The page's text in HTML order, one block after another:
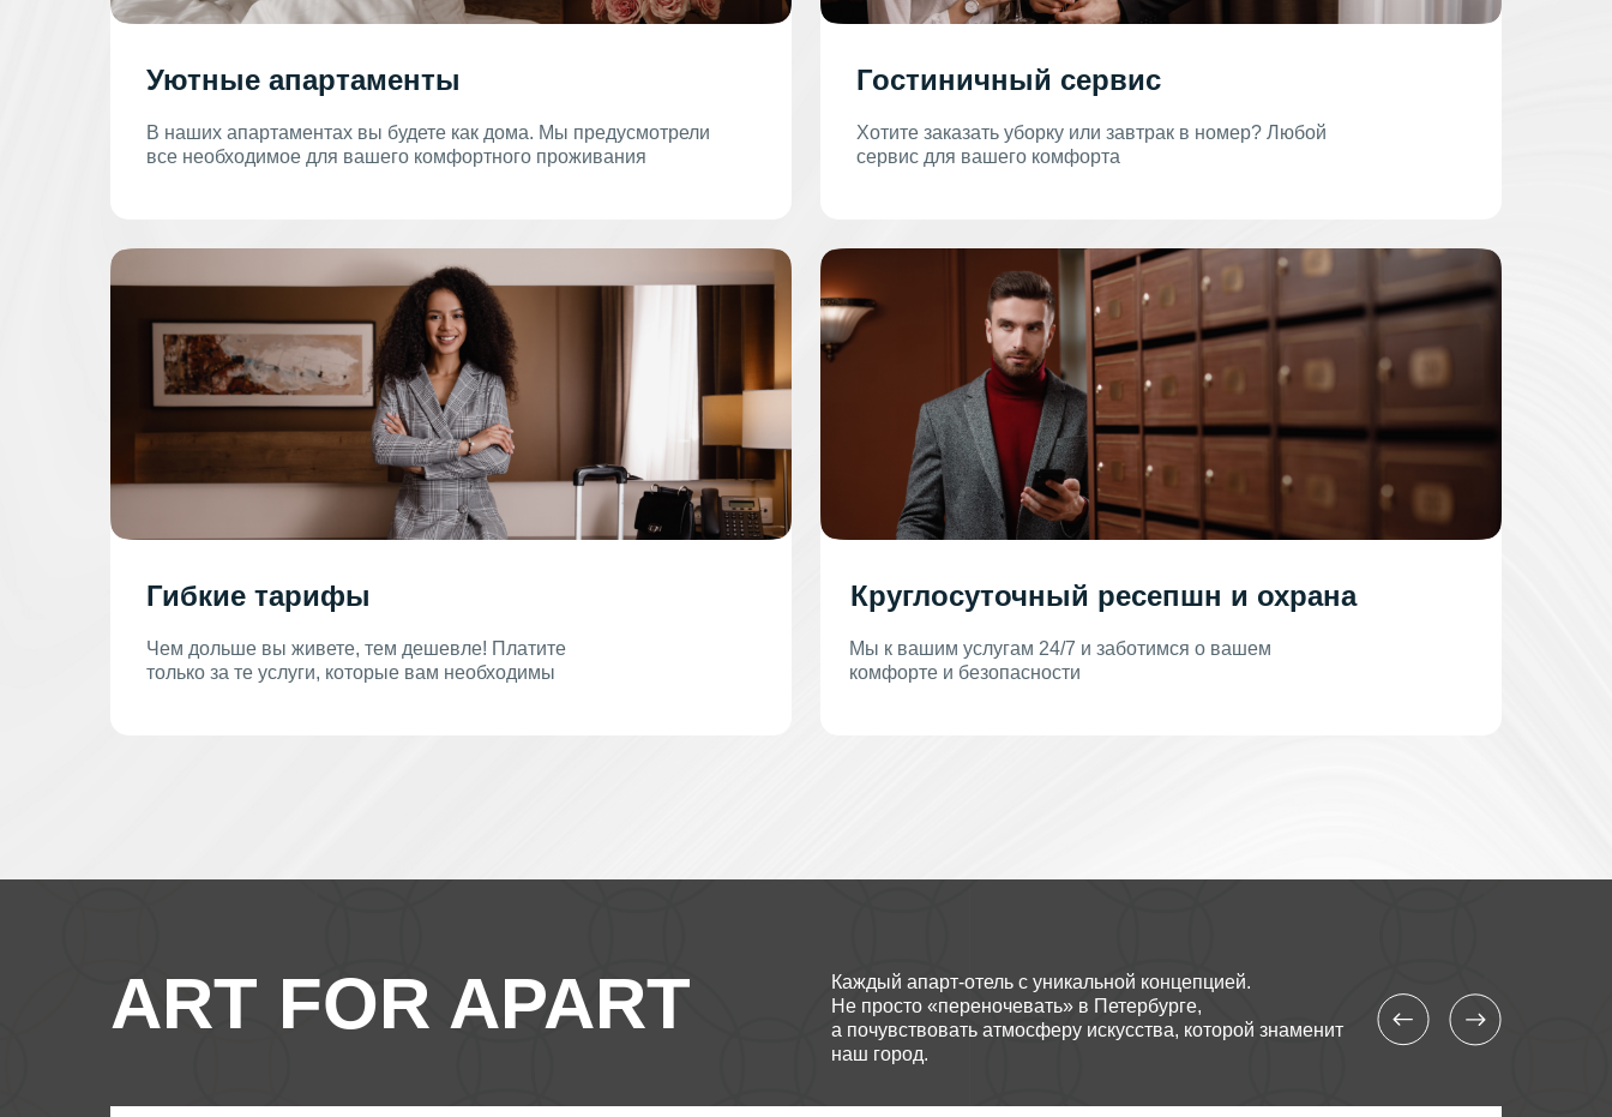
Круглосуточный ресепшн и охрана
Мы к вашим услугам 24/7 и заботимся о вашем
комфорте и безопасности
Уютные апартаменты
В наших апартаментах вы будете как дома. Мы предусмотрели
все необходимое для вашего комфортного проживания
Гибкие тарифы
Чем дольше вы живете, тем дешевле! Платите
только за те услуги, которые вам необходимы
Гостиничный сервис
Хотите заказать уборку или завтрак в номер? Любой
сервис для вашего комфорта
Каждый апарт-отель с уникальной концепцией.
Не просто «переночевать» в Петербурге,
а почувствовать атмосферу искусства, которой знаменит
наш город.
ART FOR APART